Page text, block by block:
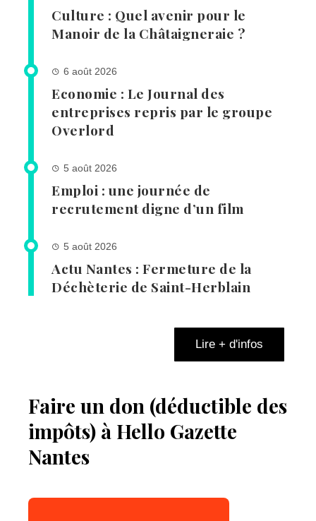
Culture : Quel avenir pour le
Manoir de la Châtaigneraie ?
6 août 2026
Economie : Le Journal des
entreprises repris par le groupe
Overlord
5 août 2026
Emploi : une journée de
recrutement digne d’un film
5 août 2026
Actu Nantes : Fermeture de la
Déchèterie de Saint-Herblain
Lire + d'infos
Faire un don (déductible des
impôts) à Hello Gazette
Nantes